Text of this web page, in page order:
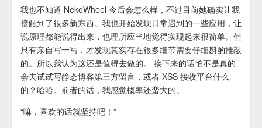
我也不知道 NekoWheel 今后会怎么样，不过目前她确实让我
接触到了很多新东西。我也开始发现日常遇到的一些应用，让
说原理都能说得出来，也理所应当地觉得实现起来很简单。但
只有亲自写一写，才发现其实存在很多细节需要仔细斟酌推敲
的。所以我认为这还是值得去做的。 接下来的话怕不是真的
会去试试写静态博客第三方留言，或者 XSS 接收平台什么
的？哈哈。前者的话，我感觉概率还蛮大的。
“嘛，喜欢的话就坚持吧！”